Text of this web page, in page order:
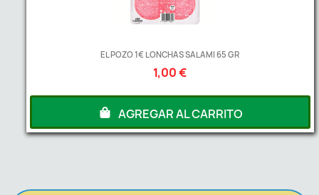
EL POZO 1€ LONCHAS SALAMI 65 GR
1,00 €
AGREGAR AL CARRITO